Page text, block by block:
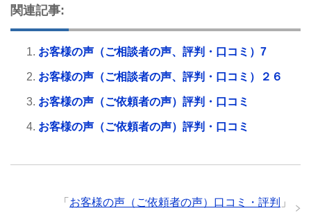
関連記事:
お客様の声（ご相談者の声、評判・口コミ）7
お客様の声（ご相談者の声、評判・口コミ）２６
お客様の声（ご依頼者の声）評判・口コミ
お客様の声（ご依頼者の声）評判・口コミ
「 お客様の声（ご依頼者の声）口コミ・評判 」